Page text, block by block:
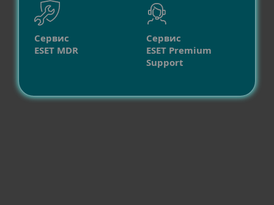
Сервис
ESET MDR
Сервис
ESET Premium
Support